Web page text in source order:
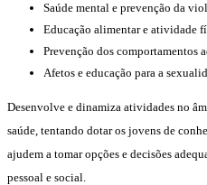
Saúde mental e prevenção da
Educação alimentar e atividade
Prevenção dos comportamentos
Afetos e educação para a
Desenvolve e dinamiza atividades no
saúde, tentando dotar os jovens de
ajudem a tomar opções e decisões
pessoal e social.